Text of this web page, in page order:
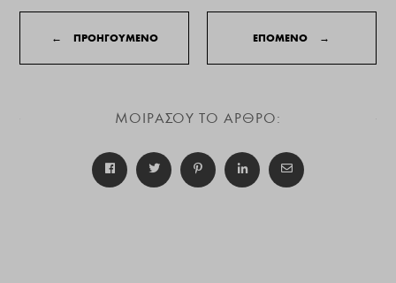
← ΠΡΟΗΓΟΥΜΕΝΟ ΕΠΟΜΕΝΟ →
ΜΟΙΡΑΣΟΥ ΤΟ ΑΡΘΡΟ: